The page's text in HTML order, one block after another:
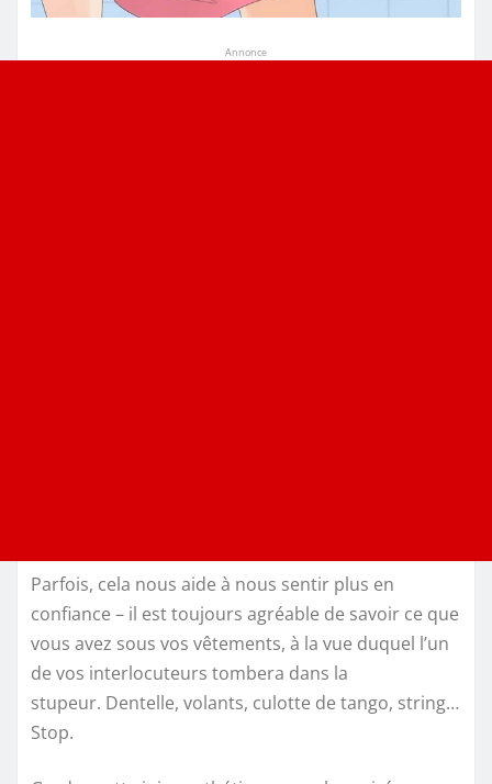
Annonce
Parfois, cela nous aide à nous sentir plus en
confiance – il est toujours agréable de savoir ce que
vous avez sous vos vêtements, à la vue duquel l’un
de vos interlocuteurs tombera dans la
stupeur. Dentelle, volants, culotte de tango, string…
Stop.